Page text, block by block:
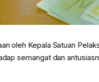
oleh Kepala Satuan
semangat dan